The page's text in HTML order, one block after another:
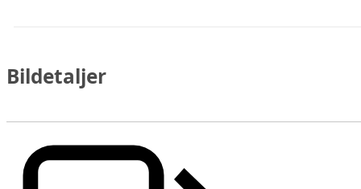
Bildetaljer